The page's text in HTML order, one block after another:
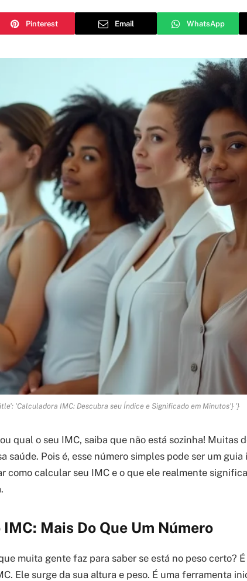
Pinterest Email WhatsApp
'Calculadora IMC: Descubra seu Índice e Significado em Minutos'} '}
qual o seu IMC, saiba que não está sozinha! Muitas
saúde. Pois é, esse número simples pode ser um
como calcular seu IMC e o que ele realmente
Mais Do Que Um Número
muita gente faz para saber se está no peso certo?
Ele surge da sua altura e peso. É uma ferramenta